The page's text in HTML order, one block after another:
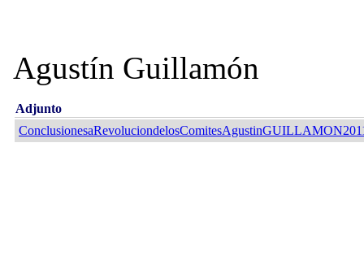
Agustín Guillamón
Adjunto